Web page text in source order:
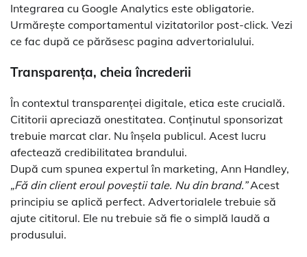
Integrarea cu Google Analytics este obligatorie.
Urmărește comportamentul vizitatorilor post-click. Vezi
ce fac după ce părăsesc pagina advertorialului.
Transparența, cheia încrederii
În contextul transparenței digitale, etica este crucială.
Cititorii apreciază onestitatea. Conținutul sponsorizat
trebuie marcat clar. Nu înșela publicul. Acest lucru
afectează credibilitatea brandului.
După cum spunea expertul în marketing, Ann Handley,
„Fă din client eroul poveștii tale. Nu din brand.”Acest
principiu se aplică perfect. Advertorialele trebuie să
ajute cititorul. Ele nu trebuie să fie o simplă laudă a
produsului.